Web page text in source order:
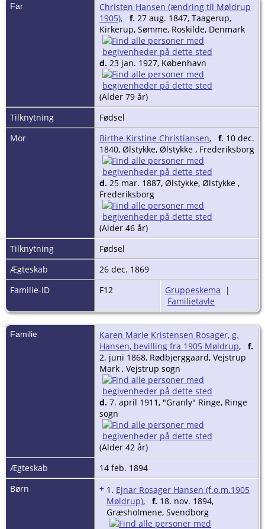
Far
Christen Hansen (ændring til Møldrup
1905), f. 27 aug. 1847, Taagerup,
Kirkerup, Sømme, Roskilde, Denmark
d. 23 jan. 1927, København
(Alder 79 år)
Tilknytning
Fødsel
Mor
Birthe Kirstine Christiansen, f. 10 dec.
1840, Ølstykke, Ølstykke , Frederiksborg
d. 25 mar. 1887, Ølstykke, Ølstykke ,
Frederiksborg
(Alder 46 år)
Tilknytning
Fødsel
Ægteskab
26 dec. 1869
Familie-ID
F12 Gruppeskema |
Familietavle
Familie
Karen Marie Kristensen Rosager, g.
Hansen, bevilling fra 1905 Møldrup, f.
2. juni 1868, Rødbjerggaard, Vejstrup
Mark , Vejstrup sogn
d. 7. april 1911, "Granly" Ringe, Ringe
sogn
(Alder 42 år)
Ægteskab
14 feb. 1894
Børn
+ 1. Ejnar Rosager Hansen (f.o.m.1905
Møldrup), f. 18. nov. 1894,
Græsholmene, Svendborg